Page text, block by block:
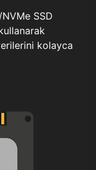
SSD
kolayca